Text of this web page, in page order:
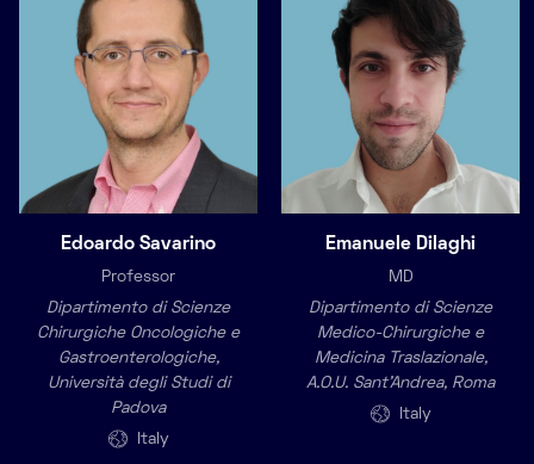
Edoardo Savarino
Professor
Dipartimento di Scienze
Chirurgiche Oncologiche e
Gastroenterologiche,
Università degli Studi di
Padova
Italy
Emanuele Dilaghi
MD
Dipartimento di Scienze
Medico-Chirurgiche e
Medicina Traslazionale,
A.O.U. Sant’Andrea, Roma
Italy